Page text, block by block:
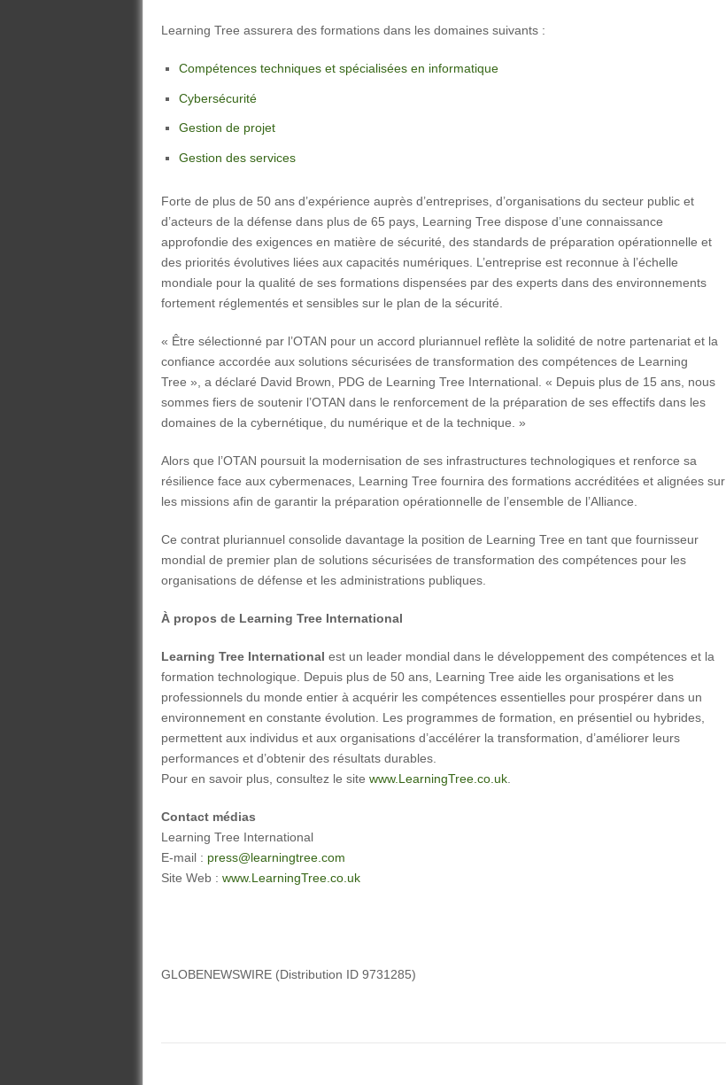
Learning Tree assurera des formations dans les domaines suivants :
Compétences techniques et spécialisées en informatique
Cybersécurité
Gestion de projet
Gestion des services
Forte de plus de 50 ans d’expérience auprès d’entreprises, d’organisations du secteur public et
d’acteurs de la défense dans plus de 65 pays, Learning Tree dispose d’une connaissance
approfondie des exigences en matière de sécurité, des standards de préparation opérationnelle et
des priorités évolutives liées aux capacités numériques. L’entreprise est reconnue à l’échelle
mondiale pour la qualité de ses formations dispensées par des experts dans des environnements
fortement réglementés et sensibles sur le plan de la sécurité.
« Être sélectionné par l’OTAN pour un accord pluriannuel reflète la solidité de notre partenariat et la
confiance accordée aux solutions sécurisées de transformation des compétences de Learning
Tree », a déclaré David Brown, PDG de Learning Tree International. « Depuis plus de 15 ans, nous
sommes fiers de soutenir l’OTAN dans le renforcement de la préparation de ses effectifs dans les
domaines de la cybernétique, du numérique et de la technique. »
Alors que l’OTAN poursuit la modernisation de ses infrastructures technologiques et renforce sa
résilience face aux cybermenaces, Learning Tree fournira des formations accréditées et alignées sur
les missions afin de garantir la préparation opérationnelle de l’ensemble de l’Alliance.
Ce contrat pluriannuel consolide davantage la position de Learning Tree en tant que fournisseur
mondial de premier plan de solutions sécurisées de transformation des compétences pour les
organisations de défense et les administrations publiques.
À propos de Learning Tree International
Learning Tree International est un leader mondial dans le développement des compétences et la
formation technologique. Depuis plus de 50 ans, Learning Tree aide les organisations et les
professionnels du monde entier à acquérir les compétences essentielles pour prospérer dans un
environnement en constante évolution. Les programmes de formation, en présentiel ou hybrides,
permettent aux individus et aux organisations d’accélérer la transformation, d’améliorer leurs
performances et d’obtenir des résultats durables.
Pour en savoir plus, consultez le site www.LearningTree.co.uk
Contact médias
Learning Tree International
E-mail : press@learningtree.com
Site Web : www.LearningTree.co.uk
GLOBENEWSWIRE (Distribution ID 9731285)